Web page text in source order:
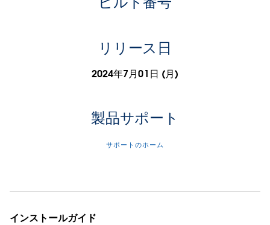
リリース日
2024年7月01日 (月)
製品サポート
サポートのホーム
インストールガイド